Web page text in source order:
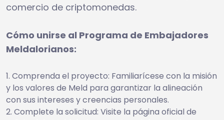
comercio de criptomonedas.
Cómo unirse al Programa de Embajadores
Meldalorianos:
Comprenda el proyecto: Familiarícese con la misión
y los valores de Meld para garantizar la alineación
con sus intereses y creencias personales.
Complete la solicitud: Visite la página oficial de